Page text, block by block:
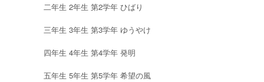
二年生 2年生 第2学年 ひばり
三年生 3年生 第3学年 ゆうやけ
四年生 4年生 第4学年 発明
五年生 5年生 第5学年 希望の風